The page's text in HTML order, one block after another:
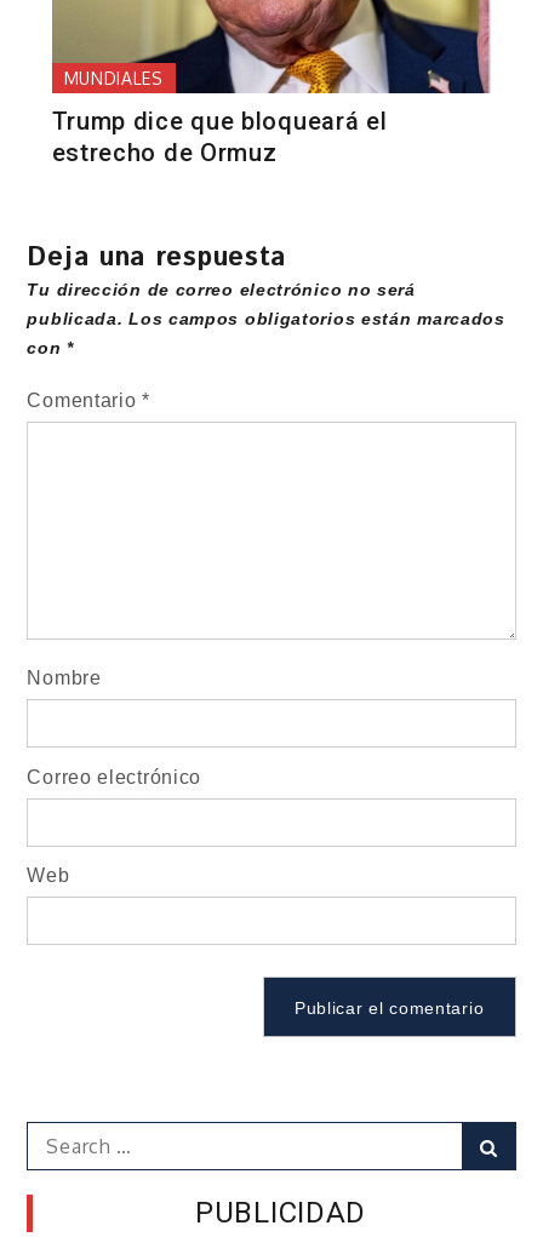
MUNDIALES
Trump dice que bloqueará el
estrecho de Ormuz
Deja una respuesta
Tu dirección de correo electrónico no será
publicada. Los campos obligatorios están marcados
con*
Comentario*
Nombre
Correo electrónico
Web
Search
for:
PUBLICIDAD